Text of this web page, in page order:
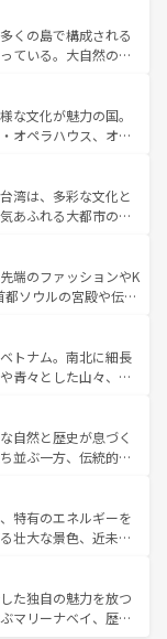
る。 なお、新
参照してほしい。
ング、エンターテイ
だ。一方、アメリカ
ャニオンやイエロー
食が融合した独特の
域で異なる魅力を楽
を感じることができ
い。
くの島で構成される
ている。大自然の神
光地といえばオアフ
イ島やカウアイ島が
海をはじめ、豊かな
えてくれるハワイの
イアンミュージッ
がハワイの魅力を彩
な文化が魅力の国。
オペラハウス、オー
ルル（エアーズロッ
アンズの熱帯雨林な
ェやワイン、オージ
、サーフィンやダイ
好きにはたまらな
分に味わいつくそ
湾は、多彩な文化と
あふれる大都市の台
部など、都市の喧騒
る人に新しい発見と
い台湾の食文化も魅
ラエティ豊かな料理
は コンテンツ一覧を参
端のファッションやK
ソウルの宮殿や伝統
然美を楽しむことが
のストリートフード
る。夜には、韓国な
魅力を心ゆくまで味
着の韓国情報はコンテンツ一
トナム。南北に細長
青々とした山々、世
イの古い町並みやホ
も、独特の雰囲気を
豊かさとおいしさで
コーヒーなどは、ぜ
てもあたたかい人々
忘れられない旅にな
自然と歴史が息づく
並ぶ一方、伝統的な
ンマイなどの山岳地
ットやクラビの美し
ができる。タイ料理
節にも異なる楽しみ
々、仏教を中心とし
れる旅人を魅了し続
特有のエネルギーを
壮大な景色、近未来
光スポットが密集し
も魅力。息をのむよ
を存分に楽しみ尽く
た独自の魅力を放つ
マリーナベイ、歴史